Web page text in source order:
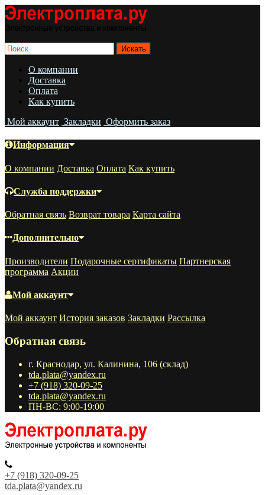
О компании
Доставка
Оплата
Как купить
Мой аккаунт Закладки Оформить заказ
Информация
О компании Доставка Оплата Как купить
Служба поддержки
Обратная связь Возврат товара Карта сайта
Дополнительно
Производители Подарочные сертификаты Партнерская
программа Акции
Мой аккаунт
Мой аккаунт История заказов Закладки Рассылка
Обратная связь
г. Краснодар, ул. Калинина, 106 (склад)
tda.plata@yandex.ru
+7 (918) 320-09-25
tda.plata@yandex.ru
ПН-ВС: 9:00-19:00
+7 (918) 320-09-25
tda.plata@yandex.ru